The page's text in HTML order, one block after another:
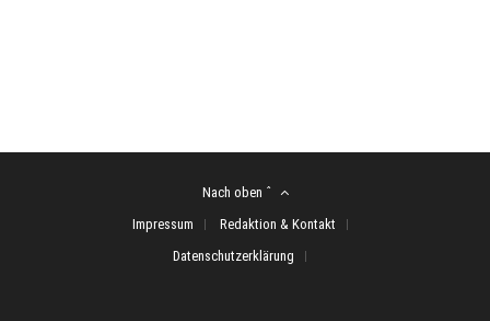
Nach oben ˆ
Impressum
Redaktion & Kontakt
Datenschutzerklärung